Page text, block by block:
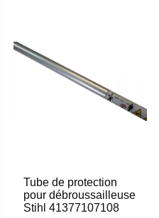
Tube de protection
pour débroussailleuse
Stihl 41377107108